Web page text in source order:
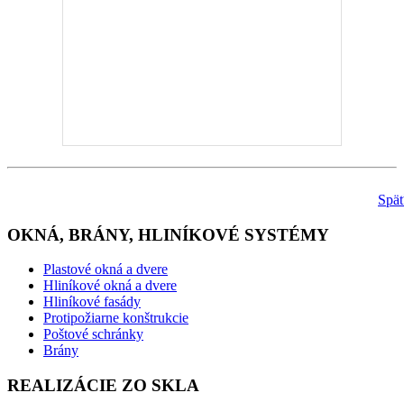
OKNÁ, BRÁNY, HLINÍKOVÉ SYSTÉMY
Plastové okná a dvere
Hliníkové okná a dvere
Hliníkové fasády
Protipožiarne konštrukcie
Poštové schránky
Brány
REALIZÁCIE ZO SKLA